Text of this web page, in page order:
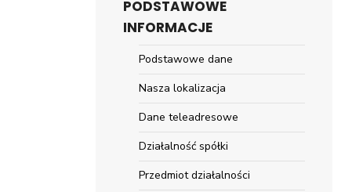
PODSTAWOWE
INFORMACJE
Podstawowe dane
Nasza lokalizacja
Dane teleadresowe
Działalność spółki
Przedmiot działalności